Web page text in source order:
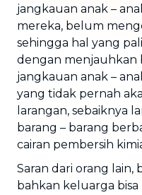
jangkauan anak –
mereka, belum
sehingga hal yang
dengan menjauhkan
jangkauan anak –
yang tidak pernah
larangan, sebaiknya
barang – barang
cairan pembersih
Saran dari orang lain,
bahkan keluarga